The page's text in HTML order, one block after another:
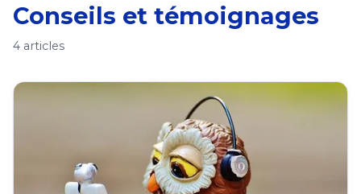
Guide pour devenir vendeur
Comment participer au blog
Auteurs
Conseils et témoignages
4 articles